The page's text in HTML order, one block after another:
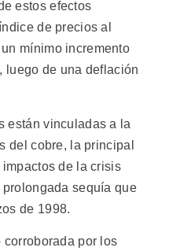
estos efectos
de precios al
mínimo incremento
luego de una deflación
están vinculadas a la
del cobre, la principal
de la crisis
sequía que
de 1998.
corroborada por los